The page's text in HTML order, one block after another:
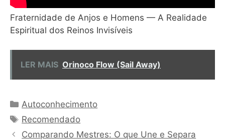
Fraternidade de Anjos e Homens — A Realidade
Espiritual dos Reinos Invisíveis
LER MAIS Orinoco Flow (Sail Away)
Categorias
Autoconhecimento
Tags
Recomendado
Comparando Mestres: O que Une e Separa